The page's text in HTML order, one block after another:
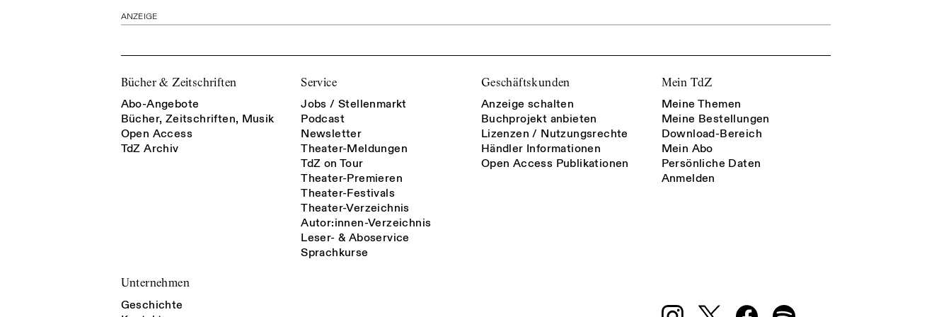
ANZEIGE
Bücher & Zeitschriften
Abo-Angebote
Bücher, Zeitschriften, Musik
Open Access
TdZ Archiv
Service
Jobs / Stellenmarkt
Podcast
Newsletter
Theater-Meldungen
TdZ on Tour
Theater-Premieren
Theater-Festivals
Theater-Verzeichnis
Autor:innen-Verzeichnis
Leser- & Aboservice
Sprachkurse
Geschäftskunden
Anzeige schalten
Buchprojekt anbieten
Lizenzen / Nutzungsrechte
Händler Informationen
Open Access Publikationen
Mein TdZ
Meine Themen
Meine Bestellungen
Download-Bereich
Mein Abo
Persönliche Daten
Anmelden
Unternehmen
Geschichte